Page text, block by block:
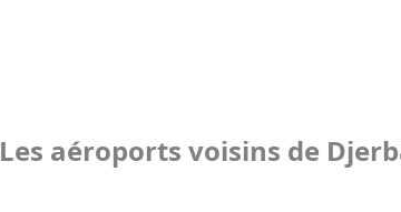
Les aéroports voisins de